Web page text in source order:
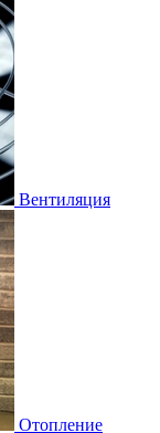
Вентиляция
Отопление